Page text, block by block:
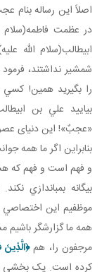
اصلاً اين رساله بنام
در عظمت فاطمه(سلام
ابيطالب(سلام الله
شمشير نداشتند،
را بگيريد همين!
بياييد علي بن
«عجبٌ»! اين دنيای عصر
بنابراين اگر ما همه
و فهم است و فهم که
بيگانه بمب اندازي
موظفيم اين اختصاصي
همه ما گزارشگر
مرجفون را، هم﴿
کرده است. يک بخشي